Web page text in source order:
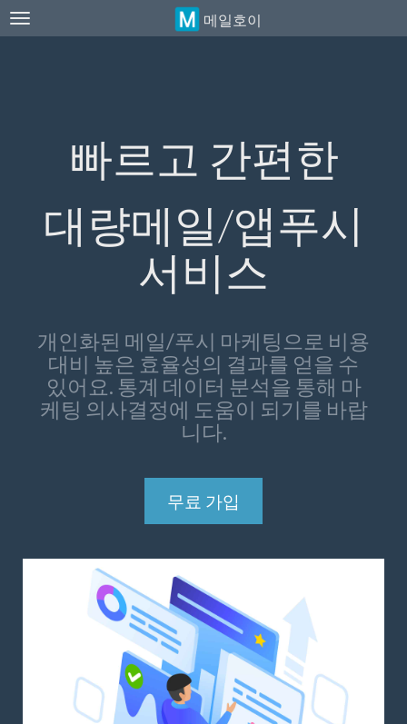
메일호이
Toggle
navigation
빠르고 간편한
대량메일/앱푸시
서비스
개인화된 메일/푸시 마케팅으로 비용
대비 높은 효율성의 결과를 얻을 수
있어요. 통계 데이터 분석을 통해 마
케팅 의사결정에 도움이 되기를 바랍
니다.
무료 가입